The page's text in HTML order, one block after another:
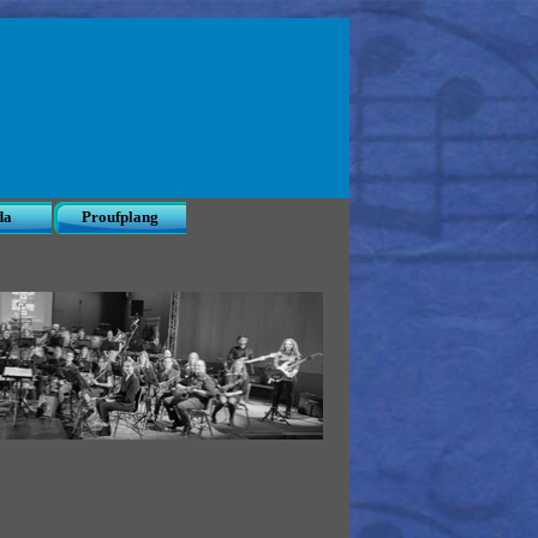
Proufplang